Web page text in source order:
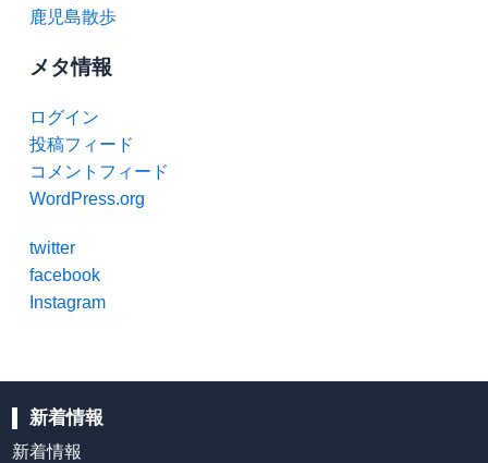
鹿児島散歩
メタ情報
ログイン
投稿フィード
コメントフィード
WordPress.org
twitter
facebook
Instagram
新着情報
新着情報